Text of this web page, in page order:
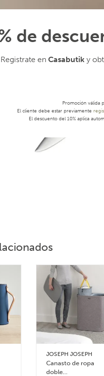
de
Registrate en Casabutik y
Promoción válida
El cliente debe estar previamente
El descuento del 10% aplica
JOSEPH JOSEPH
Canasto de ropa
doble